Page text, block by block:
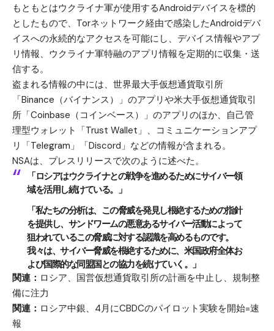
もともとはウクライナ軍が使用するAndroidデバイスを標的
としたもので、Torネットワーク経由で感染したAndroidデバ
イスへの永続的なアクセスを可能にし、デバイス情報やアプ
リ情報、ウクライナ軍特融のアプリ情報を定期的に収集・送
信する。
盗まれる情報の中には、世界最大手仮想通貨取引所
「Binance（バイナンス）」のアプリや米大手仮想通貨取引
所「Coinbase（コインベース）」のアプリのほか、自己管
理型ウォレット「Trust Wallet」、コミュニケーションアプ
リ「Telegram」「Discord」などの情報が含まれる。
NSAは、プレスリリースで次のように述べた。
「ロシアはウクライナとの戦争を進めるためにサイバー領
域を活用し続けている。」
「私たちの分析は、この脅威を発見し根絶するための指針
を提供し、サンドワームの悪意あるサイバー活動によって
狙われているこの脅威に対する認識を高めるものです。
我々は、サイバー脅威を根絶するために、米国政府全体お
よび国際的な同盟国との協力を続けていく。」
関連： ロシア、国営仮想通貨取引所の計画を中止し、規制整
備に注力
関連： ロシア中銀、4月にCBDCのパイロット実験を開始=速
報